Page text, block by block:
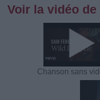
Voir la vidéo
Chanson sans